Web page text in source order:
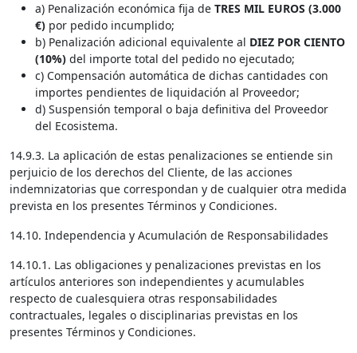
a) Penalización económica fija de TRES MIL EUROS (3.000
€) por pedido incumplido;
b) Penalización adicional equivalente al DIEZ POR CIENTO
(10%) del importe total del pedido no ejecutado;
c) Compensación automática de dichas cantidades con
importes pendientes de liquidación al Proveedor;
d) Suspensión temporal o baja definitiva del Proveedor
del Ecosistema.
14.9.3. La aplicación de estas penalizaciones se entiende sin
perjuicio de los derechos del Cliente, de las acciones
indemnizatorias que correspondan y de cualquier otra medida
prevista en los presentes Términos y Condiciones.
14.10. Independencia y Acumulación de Responsabilidades
14.10.1. Las obligaciones y penalizaciones previstas en los
artículos anteriores son independientes y acumulables
respecto de cualesquiera otras responsabilidades
contractuales, legales o disciplinarias previstas en los
presentes Términos y Condiciones.